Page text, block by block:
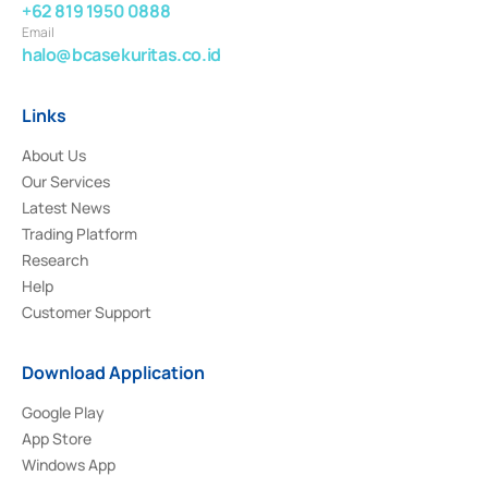
+62 819 1950 0888
Email
halo@bcasekuritas.co.id
Links
About Us
Our Services
Latest News
Trading Platform
Research
Help
Customer Support
Download Application
Google Play
App Store
Windows App